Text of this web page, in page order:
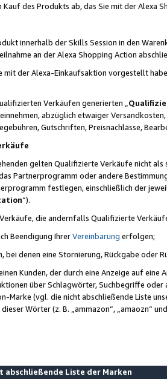
Kauf des Produkts ab, das Sie mit der Alexa
innerhalb der Skills Session in den
an der Alexa Shopping Action
der Alexa-Einkaufsaktion vorgestellt
Verkäufen generierten „
abzüglich etwaiger
Gutschriften, Preisnachlässe,
gelten Qualifizierte Verkäufe nicht
Partnerprogramm oder andere
festlegen, einschließlich der
“).
die andernfalls Qualifizierte
Beendigung IhrerVereinbarung erfolgen;
bei denen eine Stornierung, Rückgabe oder
Kunden, der durch eine Anzeige auf
über Schlagwörter, Suchbegriffe
Marke (vgl. die nicht abschließende Liste
Wörter (z. B. „ammazon“, „amaozn“
abschließende Liste der Marken